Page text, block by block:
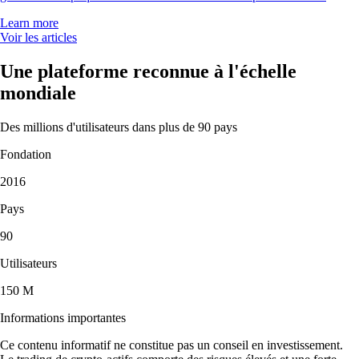
Learn more
Voir les articles
Une plateforme reconnue à l'échelle
mondiale
Des millions d'utilisateurs dans plus de 90 pays
Fondation
2016
Pays
90
Utilisateurs
150 M
Informations importantes
Ce contenu informatif ne constitue pas un conseil en investissement.